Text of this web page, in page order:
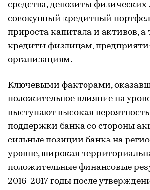
средства, депозиты физических
совокупный кредитный
прироста капитала и активов, а
кредиты физлицам,
организациям.
Ключевыми факторами,
положительное влияние на
выступают высокая
поддержки банка со стороны
сильные позиции банка на
уровне, широкая
положительные финансовые
2016-2017 годы после